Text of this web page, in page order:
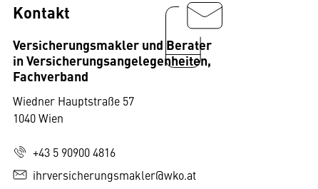
Kontakt
Versicherungsmakler und Berater
in Versicherungsangelegenheiten,
Fachverband
Wiedner Hauptstraße 57
1040 Wien
+43 5 90900 4816
ihrversicherungsmakler@wko.at